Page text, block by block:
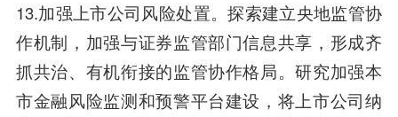
13.加强上市公司风险处置。探索建立央地监管协
作机制，加强与证券监管部门信息共享，形成齐
抓共治、有机衔接的监管协作格局。研究加强本
市金融风险监测和预警平台建设，将上市公司纳